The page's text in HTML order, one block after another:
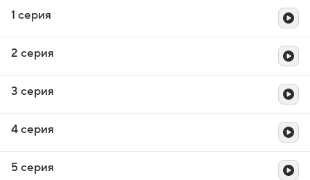
1 серия
2 серия
3 серия
4 серия
5 серия